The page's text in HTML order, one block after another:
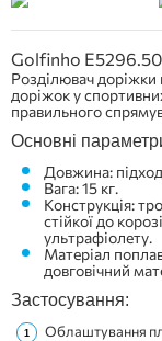
Golfinho
Розділювач
доріжок у
правильного
Основні
Довжина:
Вага: 15 кг.
Конструкція:
стійкої до
ультрафіолету.
Матеріал
довговічний
Застосування:
Облаштування